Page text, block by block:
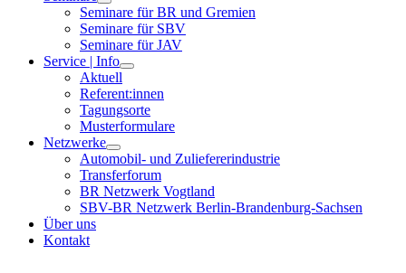
Seminare für BR und Gremien
Seminare für SBV
Seminare für JAV
Service | Info
Aktuell
Referent:innen
Tagungsorte
Musterformulare
Netzwerke
Automobil- und Zuliefererindustrie
Transferforum
BR Netzwerk Vogtland
SBV-BR Netzwerk Berlin-Brandenburg-Sachsen
Über uns
Kontakt